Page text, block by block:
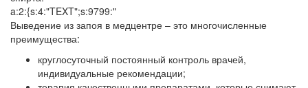
a:2:{s:4:"TEXT";s:9799:"
Выведение из запоя в медцентре – это многочисленные
преимущества:
круглосуточный постоянный контроль врачей,
индивидуальные рекомендации;